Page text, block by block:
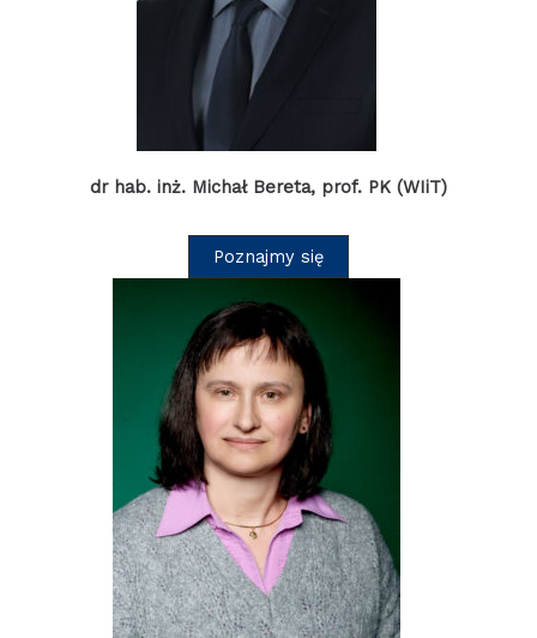
dr hab. inż. Michał Bereta, prof. PK (WIiT)
Poznajmy się